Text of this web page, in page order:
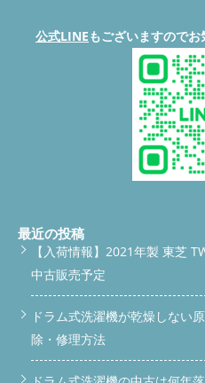
公式LINEもございますので
最近の投稿
【入荷情報】2021年製 東芝
中古販売予定
ドラム式洗濯機が乾燥しない
除・修理方法